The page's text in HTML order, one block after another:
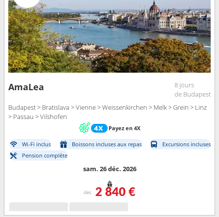
AmaLea
8 jours
de Budapest
Budapest > Bratislava > Vienne > Weissenkirchen > Melk > Grein > Linz
> Passau > Vilshofen
Payez en 4X
Wi-Fi inclus Boissons incluses aux repas
Excursions incluses
Pension complète
sam. 26 déc. 2026
dès 2 840 €